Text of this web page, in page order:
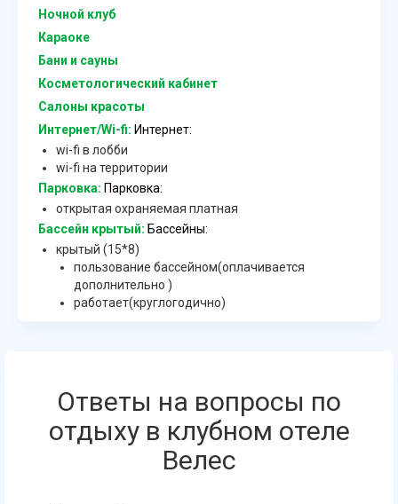
Ночной клуб
Караоке
Бани и сауны
Косметологический кабинет
Салоны красоты
Интернет/Wi-fi: Интернет:
wi-fi в лобби
wi-fi на территории
Парковка: Парковка:
открытая охраняемая платная
Бассейн крытый: Бассейны:
крытый (15*8)
пользование бассейном(оплачивается
дополнительно )
работает(круглогодично)
Ответы на вопросы по
отдыху в клубном отеле
Велес